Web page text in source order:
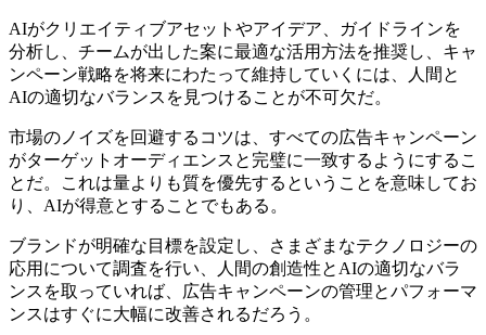
AIがクリエイティブアセットやアイデア、ガイドラインを
分析し、チームが出した案に最適な活用方法を推奨し、キャ
ンペーン戦略を将来にわたって維持していくには、人間と
AIの適切なバランスを見つけることが不可欠だ。
市場のノイズを回避するコツは、すべての広告キャンペーン
がターゲットオーディエンスと完璧に一致するようにするこ
とだ。これは量よりも質を優先するということを意味してお
り、AIが得意とすることでもある。
ブランドが明確な目標を設定し、さまざまなテクノロジーの
応用について調査を行い、人間の創造性とAIの適切なバラ
ンスを取っていれば、広告キャンペーンの管理とパフォーマ
ンスはすぐに大幅に改善されるだろう。